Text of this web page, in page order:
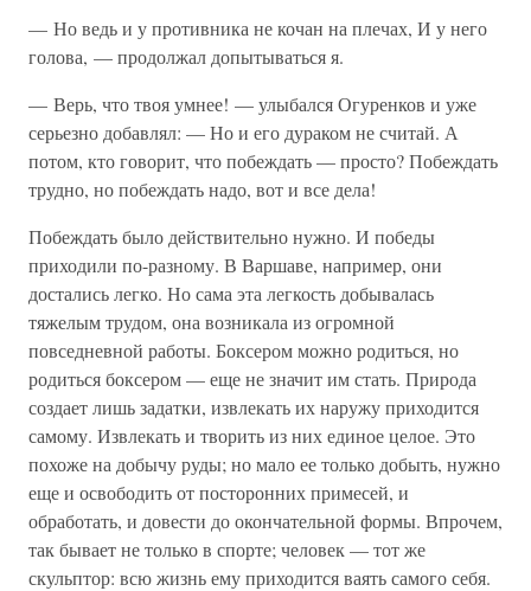
— Но ведь и у противника не кочан на плечах, И у него
голова, — продолжал допытываться я.
— Верь, что твоя умнее! — улыбался Огуренков и уже
серьезно добавлял: — Но и его дураком не считай. А
потом, кто говорит, что побеждать — просто? Побеждать
трудно, но побеждать надо, вот и все дела!
Побеждать было действительно нужно. И победы
приходили по-разному. В Варшаве, например, они
достались легко. Но сама эта легкость добывалась
тяжелым трудом, она возникала из огромной
повседневной работы. Боксером можно родиться, но
родиться боксером — еще не значит им стать. Природа
создает лишь задатки, извлекать их наружу приходится
самому. Извлекать и творить из них единое целое. Это
похоже на добычу руды; но мало ее только добыть, нужно
еще и освободить от посторонних примесей, и
обработать, и довести до окончательной формы. Впрочем,
так бывает не только в спорте; человек — тот же
скульптор: всю жизнь ему приходится ваять самого себя.